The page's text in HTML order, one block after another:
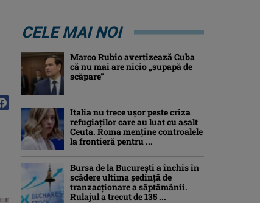
CELE MAI NOI
Marco Rubio avertizează Cuba
că nu mai are nicio „supapă de
scăpare”
Italia nu trece ușor peste criza
refugiaților care au luat cu asalt
Ceuta. Roma menține controalele
la frontieră pentru ...
Bursa de la București a închis în
scădere ultima ședință de
tranzacționare a săptămânii.
Rulajul a trecut de 135 ...